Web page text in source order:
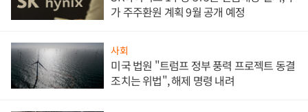
가 주주환원 계획 9월 공개 예정
사회
미국 법원 "트럼프 정부 풍력 프로젝트 동결
조치는 위법", 해제 명령 내려